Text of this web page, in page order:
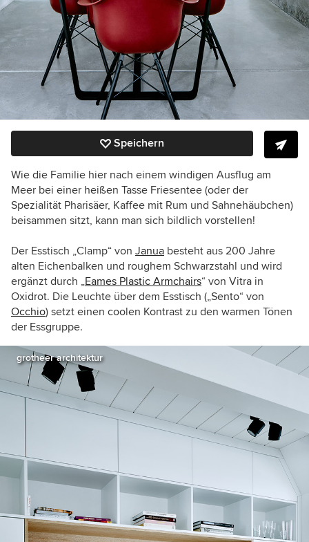
Speichern
Wie die Familie hier nach einem windigen Ausflug am
Meer bei einer heißen Tasse Friesentee (oder der
Spezialität Pharisäer, Kaffee mit Rum und Sahnehäubchen)
beisammen sitzt, kann man sich bildlich vorstellen!
Der Esstisch „Clamp“ von Janua besteht aus 200 Jahre
alten Eichenbalken und roughem Schwarzstahl und wird
ergänzt durch „Eames Plastic Armchairs“ von Vitra in
Oxidrot. Die Leuchte über dem Esstisch („Sento“ von
Occhio) setzt einen coolen Kontrast zu den warmen Tönen
der Essgruppe.
grotheer architektur